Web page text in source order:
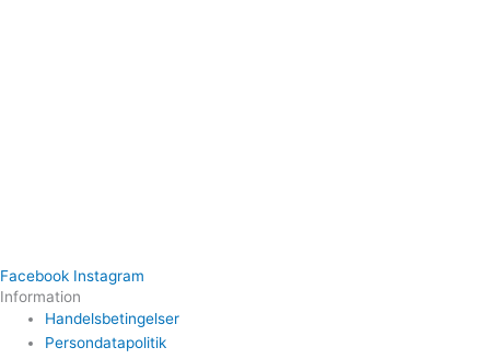
Facebook Instagram
Information
Handelsbetingelser
Persondatapolitik